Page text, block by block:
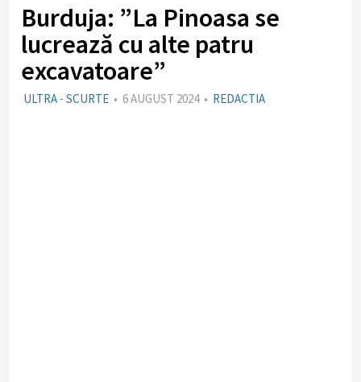
Burduja: ”La Pinoasa se
lucrează cu alte patru
excavatoare”
ULTRA - SCURTE • 6 AUGUST 2024 • REDACTIA